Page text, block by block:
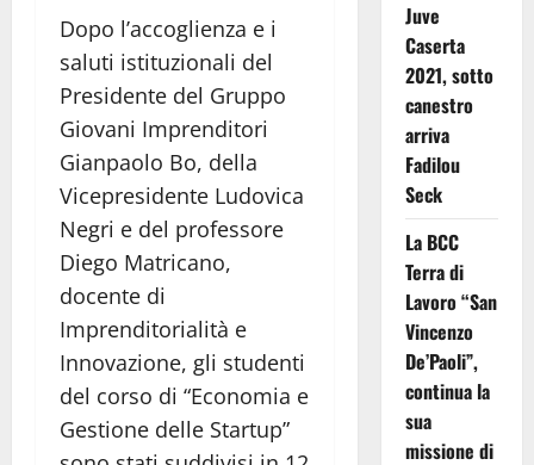
Dopo l’accoglienza e i
saluti istituzionali del
Presidente del Gruppo
Giovani Imprenditori
Gianpaolo Bo, della
Vicepresidente Ludovica
Negri e del professore
Diego Matricano,
docente di
Imprenditorialità e
Innovazione, gli studenti
del corso di “Economia e
Gestione delle Startup”
Juve
Caserta
2021, sotto
canestro
arriva
Fadilou
Seck
La BCC
Terra di
Lavoro “San
Vincenzo
De’Paoli”,
continua la
sua
missione di